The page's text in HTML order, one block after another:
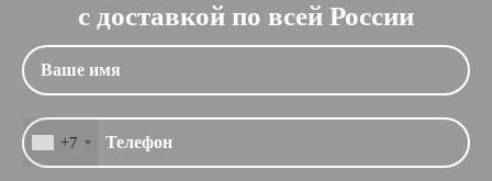
с доставкой по всей России
+7